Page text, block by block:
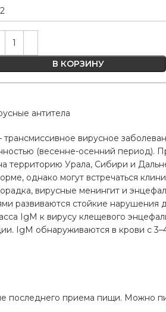
В КОРЗИНУ
антитела
трансмиссивное вирусное
(весенне-осенний период).
территорию Урала, Сибири и
однако могут встречаться
вирусные менингит и
развиваются стойкие нарушения
IgM к вирусу клещевого
IgM обнаруживаются в крови с
последнего приема пищи. Можно